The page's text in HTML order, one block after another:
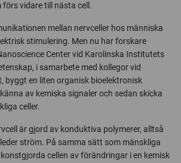
förs vidare till nästa cell.
mellan nervceller hos människa
stimulering. Men nu har forskare
Center vid Karolinska Institutets
i samarbete med kollegor vid
byggt en liten organisk bioelektronisk
av kemiska signaler och sedan skicka
celler.
är gjord av konduktiva polymerer, alltså
ström. På samma sätt som mänskliga
cellen av förändringar i en kemisk